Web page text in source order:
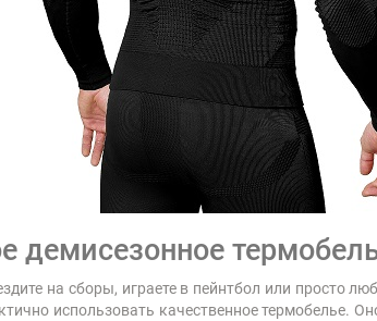
демисезонное
на сборы, играете в пейнтбол или просто
использовать качественное термобелье.